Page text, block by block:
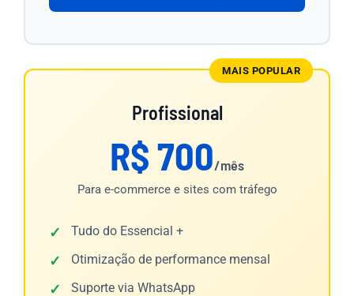
MAIS POPULAR
Profissional
R$ 700/mês
Para e-commerce e sites com tráfego
Tudo do Essencial +
Otimização de performance mensal
Suporte via WhatsApp